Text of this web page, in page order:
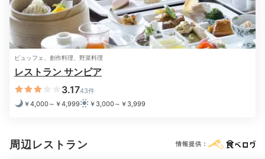
ビュッフェ、創作料理、野菜料理
レストラン サンピア
3.1743件
￥4,000～￥4,999
￥3,000～￥3,999
周辺レストラン 情報提供：